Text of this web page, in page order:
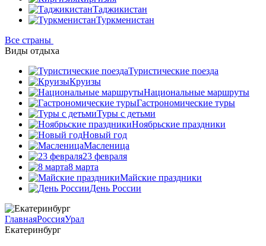
Таджикистан
Туркменистан
Все страны
Виды отдыха
Туристические поезда
Круизы
Национальные маршруты
Гастрономические туры
Туры с детьми
Ноябрьские праздники
Новый год
Масленица
23 февраля
8 марта
Майские праздники
День России
ГлавнаяРоссияУрал
Екатеринбург